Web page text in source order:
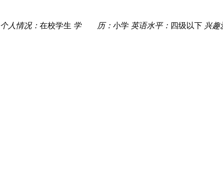
个人情况： 在校学生 学 历： 小学 英语水平： 四级以下 兴趣